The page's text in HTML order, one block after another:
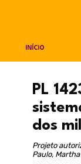
INÍCIO
PL
dos
Projeto
Paulo,